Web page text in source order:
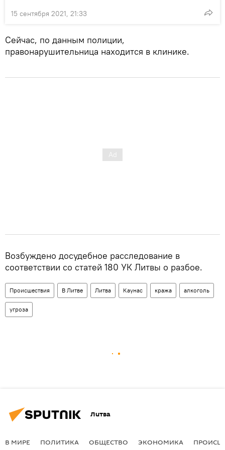
15 сентября 2021, 21:33
Сейчас, по данным полиции,
правонарушительница находится в клинике.
Возбуждено досудебное расследование в
соответствии со статей 180 УК Литвы о разбое.
Происшествия В Литве Литва Каунас кража алкоголь
угроза
Литва
В МИРЕ ПОЛИТИКА ОБЩЕСТВО ЭКОНОМИКА